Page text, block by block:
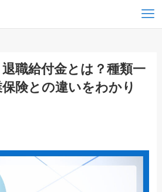
退職給付金とは？種類一
険との違いをわかり